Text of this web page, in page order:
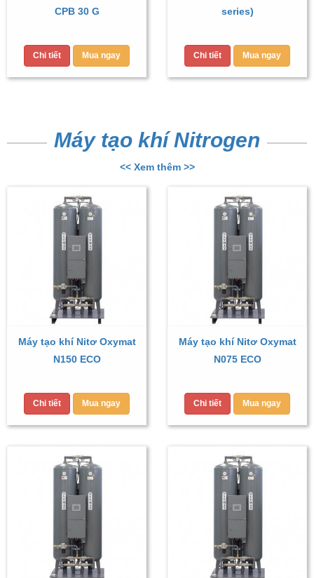
CPB 30 G
Chi tiết Mua ngay
series)
Chi tiết Mua ngay
Máy tạo khí Nitrogen
<< Xem thêm >>
Máy tạo khí Nitơ Oxymat
N150 ECO
Chi tiết Mua ngay
Máy tạo khí Nitơ Oxymat
N075 ECO
Chi tiết Mua ngay